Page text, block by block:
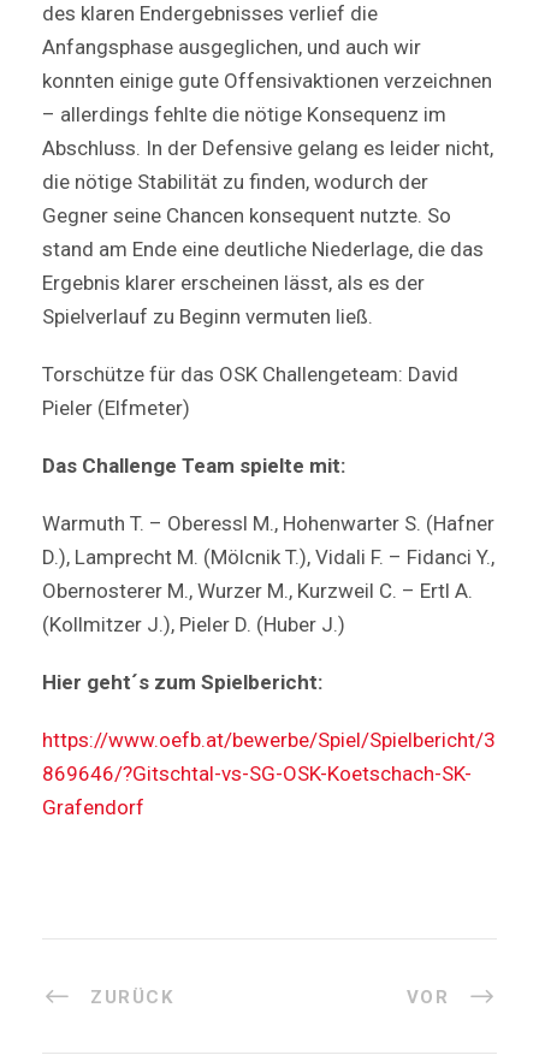
des klaren Endergebnisses verlief die
Anfangsphase ausgeglichen, und auch wir
konnten einige gute Offensivaktionen verzeichnen
– allerdings fehlte die nötige Konsequenz im
Abschluss. In der Defensive gelang es leider nicht,
die nötige Stabilität zu finden, wodurch der
Gegner seine Chancen konsequent nutzte. So
stand am Ende eine deutliche Niederlage, die das
Ergebnis klarer erscheinen lässt, als es der
Spielverlauf zu Beginn vermuten ließ.
Torschütze für das OSK Challengeteam: David
Pieler (Elfmeter)
Das Challenge Team spielte mit:
Warmuth T. – Oberessl M., Hohenwarter S. (Hafner
D.), Lamprecht M. (Mölcnik T.), Vidali F. – Fidanci Y.,
Obernosterer M., Wurzer M., Kurzweil C. – Ertl A.
(Kollmitzer J.), Pieler D. (Huber J.)
Hier geht´s zum Spielbericht:
https://www.oefb.at/bewerbe/Spiel/Spielbericht/3
869646/?Gitschtal-vs-SG-OSK-Koetschach-SK-
Grafendorf
ZURÜCK VOR